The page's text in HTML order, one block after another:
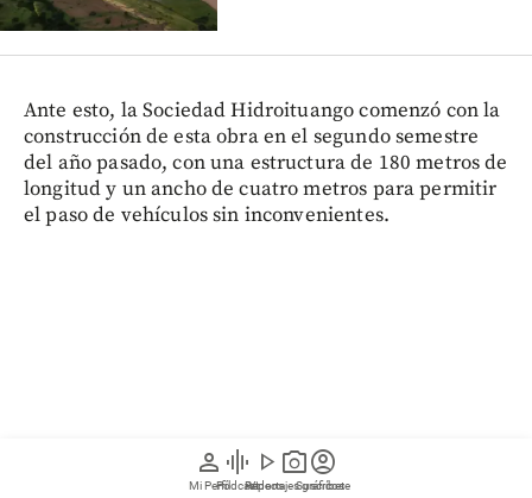
person
Mi Perfil
graphic_eq
Pódcast
play_arrow
Videos
photo_camera
Reportajes gráficos
account_circle
Suscríbete
Ante esto, la Sociedad Hidroituango comenzó con la
construcción de esta obra en el segundo semestre
del año pasado, con una estructura de 180 metros de
longitud y un ancho de cuatro metros para permitir
el paso de vehículos sin inconvenientes.